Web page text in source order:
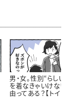
男・女。性別“らしい
を着なきゃいけない
由ってある？【トイト